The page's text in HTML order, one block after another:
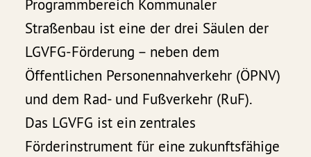
Programmbereich Kommunaler
Straßenbau ist eine der drei Säulen der
LGVFG-Förderung – neben dem
Öffentlichen Personennahverkehr (ÖPNV)
und dem Rad- und Fußverkehr (RuF).
Das LGVFG ist ein zentrales
Förderinstrument für eine zukunftsfähige